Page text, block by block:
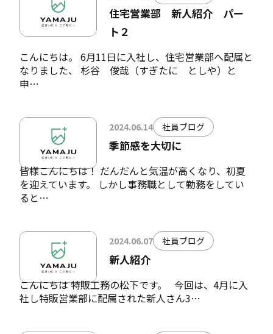
住宅営業部 新人紹介 パー
ト２
こんにちは。 6月11日に入社し、住宅営業部へ配属と
なりました、 杉谷 俊哉（すぎたに としや）と
申…
2024.06.14 社員ブログ
季節感を大切に
皆様こんにちは！ だんだんと気温が高くなり、初夏
を迎えています。 しかし事務職として勤務をしてい
ると…
2024.06.07 社員ブログ
新人紹介
こんにちは 特販工務の松下です。 今回は、4月に入
社し特販営業部に配属された新人さん3…